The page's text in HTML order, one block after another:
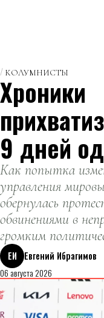
КОЛУМНИСТЫ
Хроники
9 дней
Как попытка
управления
обернулась
обвинениями в
громким
ЕИ
Евгений Ибрагимов
06 августа 2026